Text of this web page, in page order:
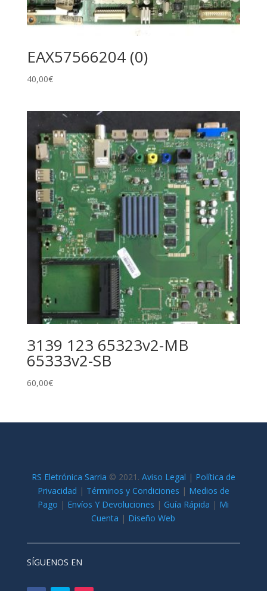
EAX57566204 (0)
40,00€
3139 123 65323v2-MB
65333v2-SB
60,00€
RS Eletrónica Sarria © 2021. Aviso Legal | Política de
Privacidad | Términos y Condiciones | Medios de
Pago | Envíos Y Devoluciones | Guía Rápida | Mi
Cuenta | Diseño Web
SÍGUENOS EN